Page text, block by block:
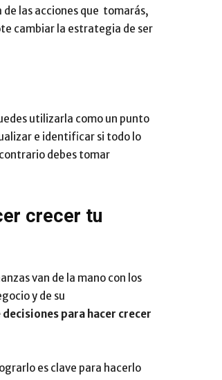
las acciones que tomarás,
cambiar la estrategia de ser
utilizarla como un punto
e identificar si todo lo
debes tomar
crecer tu
van de la mano con los
y de su
para hacer crecer
es clave para hacerlo